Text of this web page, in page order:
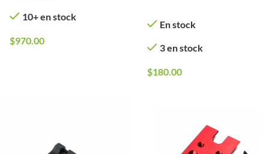
10+ en stock
$970.00
En stock
3 en stock
$180.00